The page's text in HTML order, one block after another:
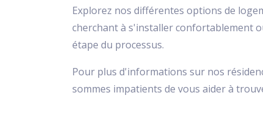
Explorez nos différentes options de
cherchant à s'installer confortablement
étape du processus.
Pour plus d'informations sur nos
sommes impatients de vous aider à